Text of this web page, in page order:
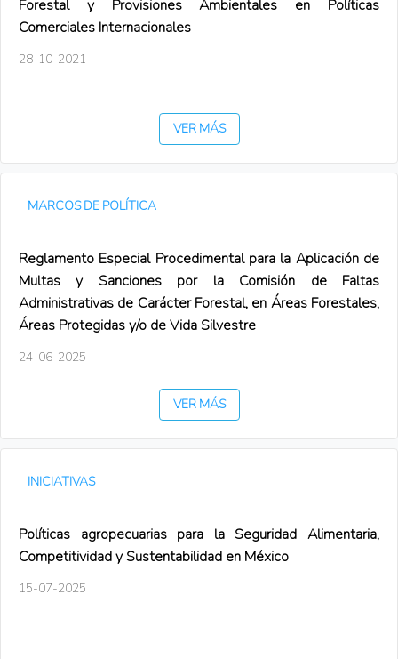
Forestal y Provisiones Ambientales en Políticas
Comerciales Internacionales
28-10-2021
VER MÁS
MARCOS DE POLÍTICA
Reglamento Especial Procedimental para la Aplicación de
Multas y Sanciones por la Comisión de Faltas
Administrativas de Carácter Forestal, en Áreas Forestales,
Áreas Protegidas y/o de Vida Silvestre
24-06-2025
VER MÁS
INICIATIVAS
Políticas agropecuarias para la Seguridad Alimentaria,
Competitividad y Sustentabilidad en México
15-07-2025